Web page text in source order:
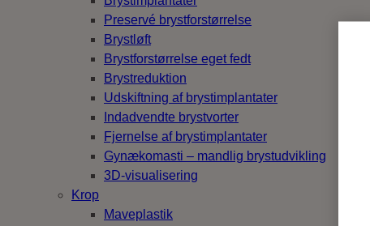
Preservé brystforstørrelse
Brystløft
Brystforstørrelse eget fedt
Brystreduktion
Udskiftning af brystimplantater
Indadvendte brystvorter
Fjernelse af brystimplantater
Gynækomasti – mandlig brystudvikling
3D-visualisering
Krop
Maveplastik